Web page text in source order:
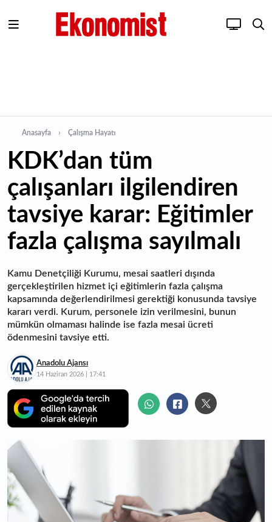
Anasayfa Çalışma Hayatı
KDK’dan tüm
çalışanları ilgilendiren
tavsiye karar: Eğitimler
fazla çalışma sayılmalı
Kamu Denetçiliği Kurumu, mesai saatleri dışında
gerçekleştirilen hizmet içi eğitimlerin fazla çalışma
kapsamında değerlendirilmesi gerektiği konusunda tavsiye
kararı verdi. Kurum, personele izin verilmesini, bunun
mümkün olmaması halinde ise fazla mesai ücreti
ödenmesini tavsiye etti.
Anadolu Ajansı
14 Haziran 2026 | 17:41